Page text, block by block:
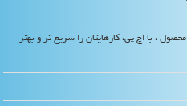
، با اچ پی، کارهایتان را سریع تر و بهتر